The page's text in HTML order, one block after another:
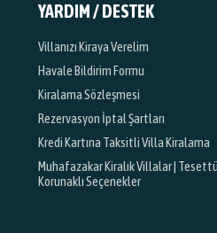
YARDIM / DESTEK
Villanızı Kiraya Verelim
Havale Bildirim Formu
Kiralama Sözleşmesi
Rezervasyon İptal Şartları
Kredi Kartına Taksitli Villa Kiralama
Muhafazakar Kiralık Villalar |
Korunaklı Seçenekler